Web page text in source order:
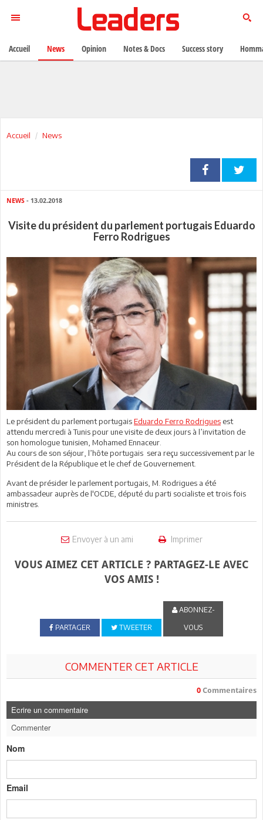
Accueil News
NEWS - 13.02.2018
Visite du président du parlement portugais Eduardo
Ferro Rodrigues
Le président du parlement portugaisEduardo Ferro Rodrigues est
attendu mercredi à Tunis pour une visite de deux jours à l’invitation de
son homologue tunisien, Mohamed Ennaceur.
Au cours de son séjour, l’hôte portugais sera reçu successivement par le
Président de la République et le chef de Gouvernement.
Avant de présider le parlement portugais, M. Rodrigues a été
ambassadeur auprès de l'OCDE, député du parti socialiste et trois fois
ministres.
Envoyer à un ami Imprimer
VOUS AIMEZ CET ARTICLE ? PARTAGEZ-LE AVEC
VOS AMIS !
PARTAGER TWEETER
ABONNEZ-
VOUS
COMMENTER CET ARTICLE
0 Commentaires
Ecrire un commentaire
Commenter
Nom
Email
Accueil News Opinion Notes & Docs Success story